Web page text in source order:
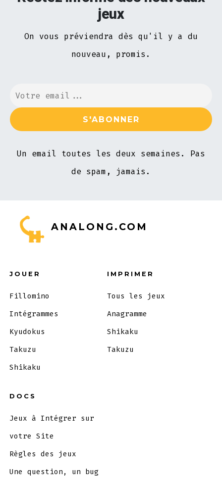
jeux
On vous préviendra dès qu'il y a du
nouveau, promis.
Un email toutes les deux semaines. Pas
de spam, jamais.
ANALONG.COM
JOUER
Fillomino
Intégrammes
Kyudokus
Takuzu
Shikaku
IMPRIMER
Tous les jeux
Anagramme
Shikaku
Takuzu
DOCS
Jeux à Intégrer sur
votre Site
Règles des jeux
Une question, un bug